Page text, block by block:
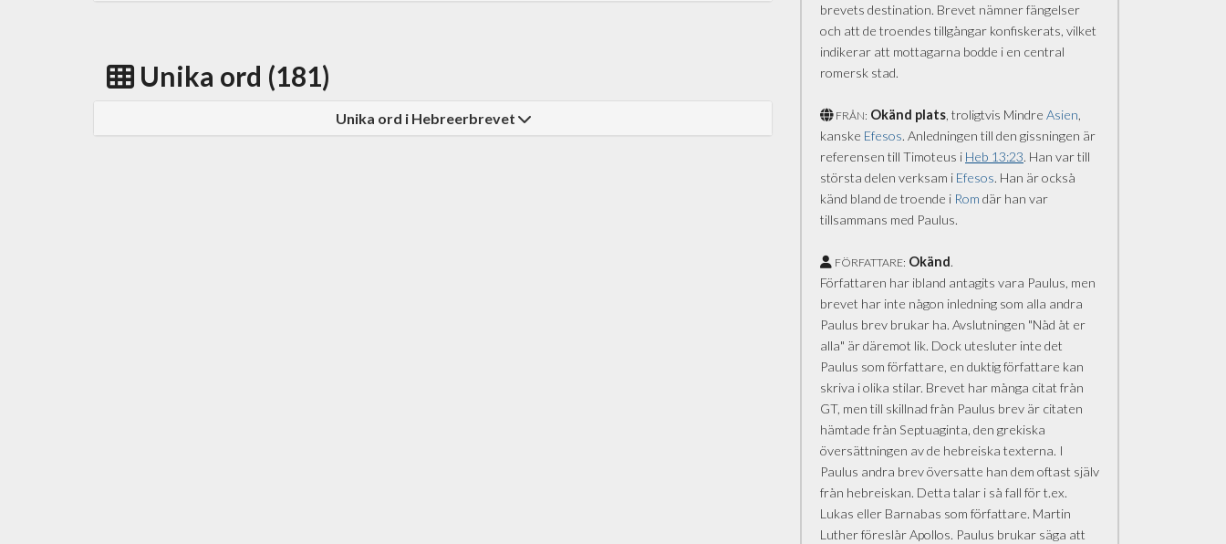
Unika ord (181)
Unika ord i Hebreerbrevet
brevets destination. Brevet nämner fängelser
och att de troendes tillgångar konfiskerats, vilket
indikerar att mottagarna bodde i en central
romersk stad.
FRÅN: Okänd plats , troligtvis Mindre Asien
kanske Efesos. Anledningen till den gissningen är
referensen till Timoteus i Heb 13:23. Han var till
största delen verksam i Efesos. Han är också
känd bland de troende i Rom där han var
tillsammans med Paulus.
FÖRFATTARE: Okänd.
Författaren har ibland antagits vara Paulus, men
brevet har inte någon inledning som alla andra
Paulus brev brukar ha. Avslutningen "Nåd åt er
alla" är däremot lik. Dock utesluter inte det
Paulus som författare, en duktig författare kan
skriva i olika stilar. Brevet har många citat från
GT, men till skillnad från Paulus brev är citaten
hämtade från Septuaginta, den grekiska
översättningen av de hebreiska texterna. I
Paulus andra brev översatte han dem oftast själv
från hebreiskan. Detta talar i så fall för t.ex.
Lukas eller Barnabas som författare. Martin
Luther föreslår Apollos. Paulus brukar säga att